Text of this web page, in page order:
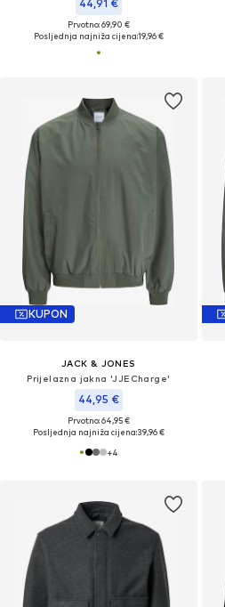
44,91 €
Prvotno: 69,90 €
Posljednja najniža cijena:19,96 €
KUPON
JACK & JONES
Prijelazna jakna 'JJECharge'
44,95 €
Prvotno: 64,95 €
Posljednja najniža cijena:39,96 €
+4